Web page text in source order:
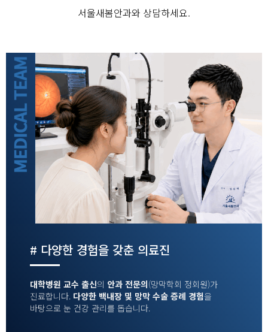
서울새봄안과와 상담하세요.
# 다양한 경험을 갖춘 의료진
대학병원 교수 출신의 안과 전문의(망막학회 정회원)가
진료합니다. 다양한 백내장 및 망막 수술 증례 경험을
바탕으로 눈 건강 관리를 돕습니다.